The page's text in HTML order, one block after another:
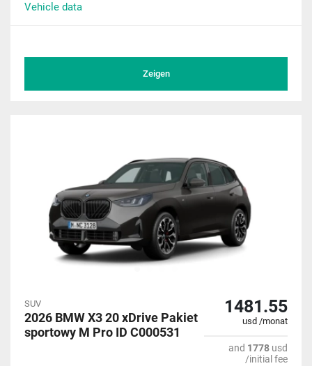
Vehicle data
Zeigen
SUV
2026 BMW X3 20 xDrive Pakiet
sportowy M Pro ID C000531
1481.55
usd /monat
and 1778 usd
/initial fee